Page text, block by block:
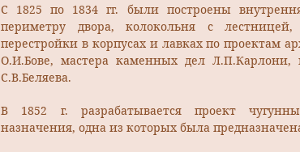
С 1825 по 1834 гг. были построены
периметру двора, колокольня с
перестройки в корпусах и лавках по проектам
О.И.Бове, мастера каменных дел Л.П.Карлони,
С.В.Беляева.
В 1852 г. разрабатывается проект
назначения, одна из которых была